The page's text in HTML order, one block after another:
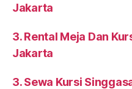
Jakarta
3. Rental Meja Dan
Jakarta
3. Sewa Kursi